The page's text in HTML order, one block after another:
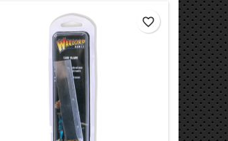
favorite_border